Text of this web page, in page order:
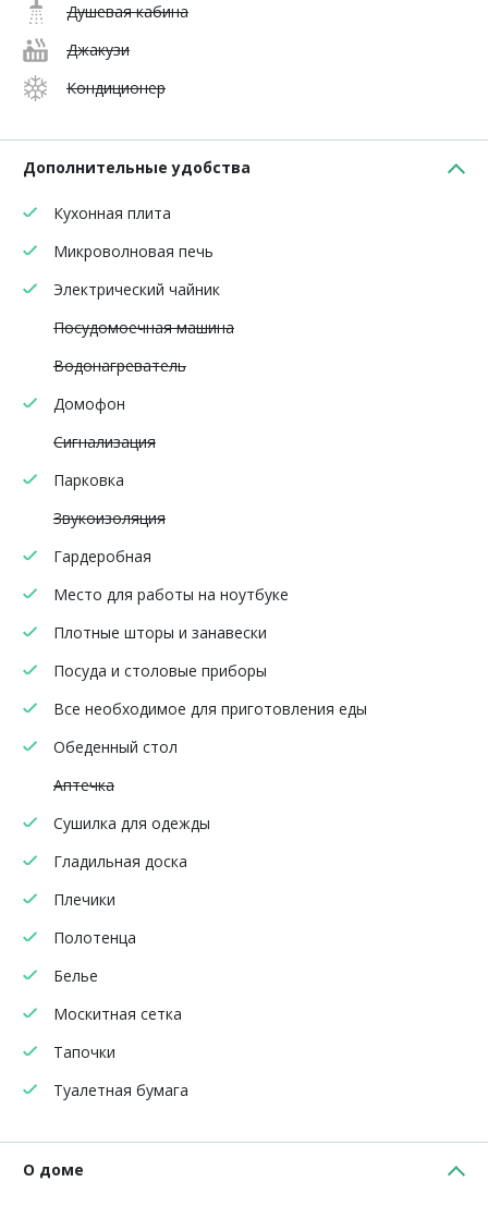
Душевая кабина
Джакузи
Кондиционер
Дополнительные удобства
Кухонная плита
Микроволновая печь
Электрический чайник
Посудомоечная машина
Водонагреватель
Домофон
Сигнализация
Парковка
Звукоизоляция
Гардеробная
Место для работы на ноутбуке
Плотные шторы и занавески
Посуда и столовые приборы
Все необходимое для приготовления еды
Обеденный стол
Аптечка
Сушилка для одежды
Гладильная доска
Плечики
Полотенца
Белье
Москитная сетка
Тапочки
Туалетная бумага
О доме